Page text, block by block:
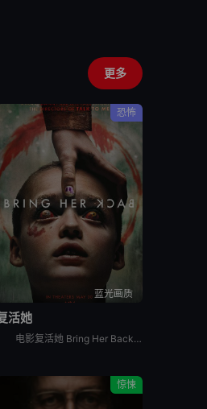
更多
恐怖
蓝光画质
活她
电影复活她 Bring Her Back讲述的是：一对兄妹在他们新寄养母亲的偏远住所中，发现了一个可怕的仪式。
惊悚